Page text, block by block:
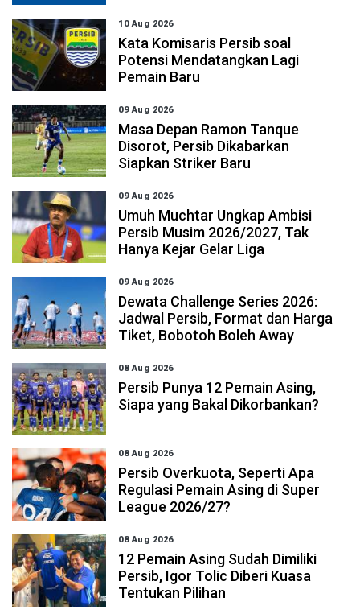
10 Aug 2026
Kata Komisaris Persib soal
Potensi Mendatangkan Lagi
Pemain Baru
09 Aug 2026
Masa Depan Ramon Tanque
Disorot, Persib Dikabarkan
Siapkan Striker Baru
09 Aug 2026
Umuh Muchtar Ungkap Ambisi
Persib Musim 2026/2027, Tak
Hanya Kejar Gelar Liga
09 Aug 2026
Dewata Challenge Series 2026:
Jadwal Persib, Format dan Harga
Tiket, Bobotoh Boleh Away
08 Aug 2026
Persib Punya 12 Pemain Asing,
Siapa yang Bakal Dikorbankan?
08 Aug 2026
Persib Overkuota, Seperti Apa
Regulasi Pemain Asing di Super
League 2026/27?
08 Aug 2026
12 Pemain Asing Sudah Dimiliki
Persib, Igor Tolic Diberi Kuasa
Tentukan Pilihan